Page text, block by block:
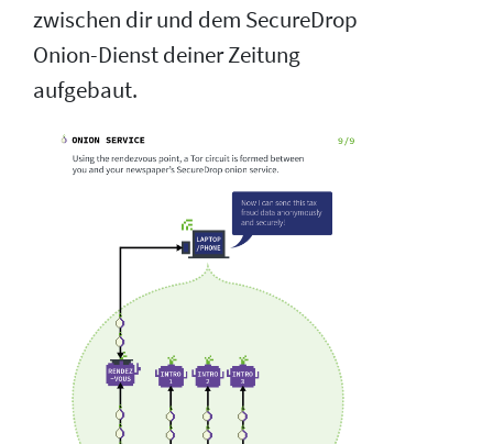
zwischen dir und dem SecureDrop
Onion-Dienst deiner Zeitung
aufgebaut.